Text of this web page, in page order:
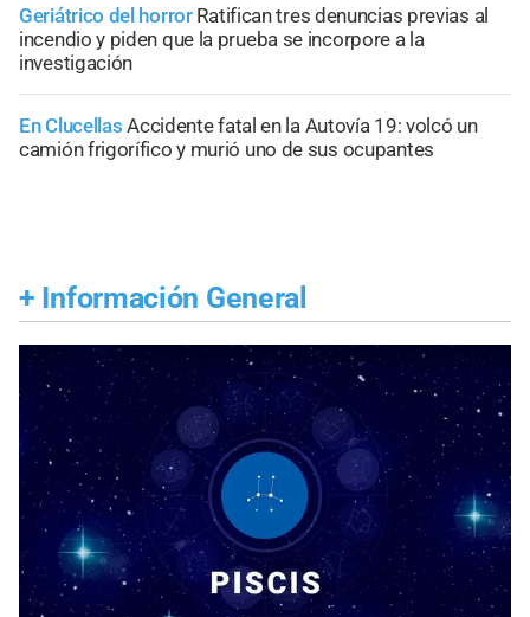
Geriátrico del horror Ratifican tres denuncias previas al
incendio y piden que la prueba se incorpore a la
investigación
En Clucellas Accidente fatal en la Autovía 19: volcó un
camión frigorífico y murió uno de sus ocupantes
+ Información General